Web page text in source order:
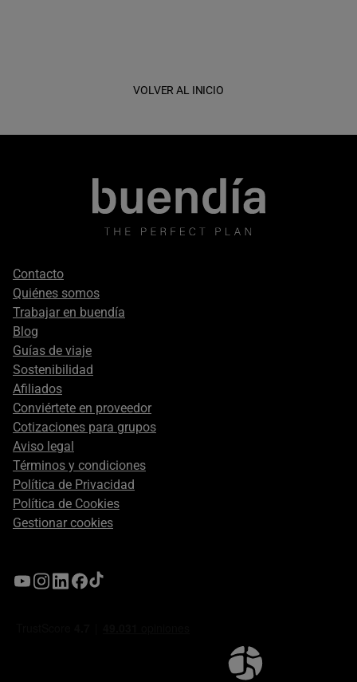
VOLVER AL INICIO
Footer
secondary
Contacto
Quiénes somos
Trabajar en buendía
Blog
Guías de viaje
Sostenibilidad
Afiliados
Conviértete en proveedor
Cotizaciones para grupos
Aviso legal
Términos y condiciones
Política de Privacidad
Política de Cookies
Gestionar cookies